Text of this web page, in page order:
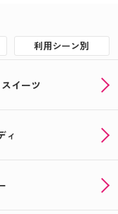
ギフト☆
伝えよう☆彡
に出来るオリ
ンタインギフ
利用シーン別
イーツ
ィ